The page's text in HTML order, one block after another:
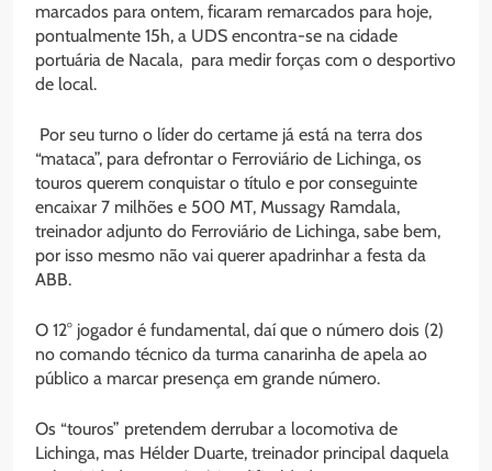
marcados para ontem, ficaram remarcados para hoje,
pontualmente 15h, a UDS encontra-se na cidade
portuária de Nacala, para medir forças com o desportivo
de local.
Por seu turno o líder do certame já está na terra dos
“mataca”, para defrontar o Ferroviário de Lichinga, os
touros querem conquistar o título e por conseguinte
encaixar 7 milhões e 500 MT, Mussagy Ramdala,
treinador adjunto do Ferroviário de Lichinga, sabe bem,
por isso mesmo não vai querer apadrinhar a festa da
ABB.
O 12° jogador é fundamental, daí que o número dois (2)
no comando técnico da turma canarinha de apela ao
público a marcar presença em grande número.
Os “touros” pretendem derrubar a locomotiva de
Lichinga, mas Hélder Duarte, treinador principal daquela